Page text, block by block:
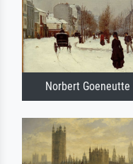
Norbert Goeneutte